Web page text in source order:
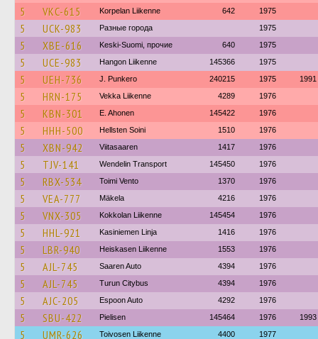
5 VKC-615 Korpelan Liikenne 642 1975
5 UCK-983 Разные города 1975
5 XBE-616 Keski-Suomi, прочие 640 1975
5 UCE-983 Hangon Liikenne 145366 1975
5 UEH-736 J. Punkero 240215 1975 1991
5 HRN-175 Vekka Liikenne 4289 1976
5 KBN-301 E. Ahonen 145422 1976
5 HHH-500 Hellsten Soini 1510 1976
5 XBN-942 Viitasaaren 1417 1976
5 TJV-141 Wendelin Transport 145450 1976
5 RBX-534 Toimi Vento 1370 1976
5 VEA-777 Mäkela 4216 1976
5 VNX-305 Kokkolan Liikenne 145454 1976
5 HHL-921 Kasiniemen Linja 1416 1976
5 LBR-940 Heiskasen Liikenne 1553 1976
5 AJL-745 Saaren Auto 4394 1976
5 AJL-745 Turun Citybus 4394 1976
5 AJC-205 Espoon Auto 4292 1976
5 SBU-422 Pielisen 145464 1976 1993
5 UMR-626 Toivosen Liikenne 4400 1977